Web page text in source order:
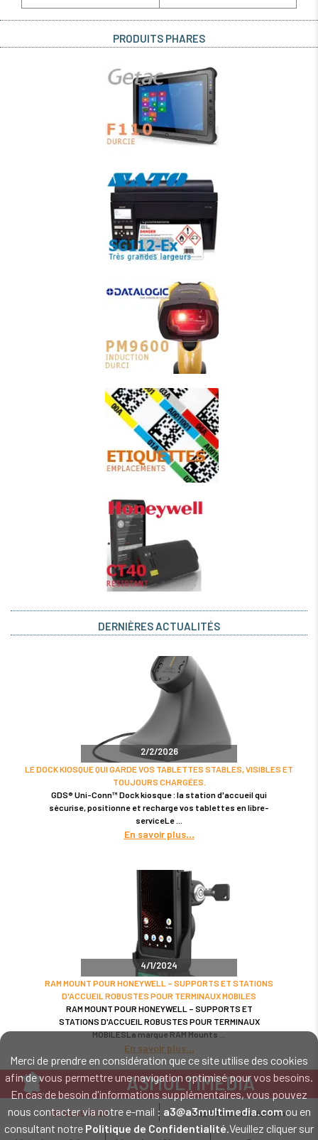
Merci de prendre en considération que ce site utilise des cookies
afin de vous permettre une navigation optimisé pour vos besoins.
En cas de besoin d'informations supplémentaires, vous pouvez
nous contacter via notre e-mail : a3@a3multimedia.comou en
consultant notre Politique de Confidentialité.Veuillez cliquer sur
PRODUITS PHARES
DERNIÈRES ACTUALITÉS
2/2/2026
LE DOCK KIOSQUE QUI GARDE VOS TABLETTES STABLES, VISIBLES ET
TOUJOURS CHARGÉES.
GDS® Uni-Conn™ Dock kiosque : la station d'accueil qui
sécurise, positionne et recharge vos tablettes en libre-
serviceLe
En savoir plus
4/1/2024
RAM MOUNT POUR HONEYWELL – SUPPORTS ET STATIONS
D'ACCUEIL ROBUSTES POUR TERMINAUX MOBILES
RAM MOUNT POUR HONEYWELL – SUPPORTS ET
STATIONS D'ACCUEIL ROBUSTES POUR TERMINAUX
MOBILESLa marque RAM Mounts
En savoir plus
A3MULTIMEDIA
LE SPÉCIALISTE MATÉRIEL ET LOGICIEL CODE BARRE
Intervention sur tout le territoire : Cholet - Nantes - Angers - Rennes - Le
Mans - Bordeaux - Paris - Lille - Brest - Toulouse - Marseille - Poitiers -
02 52 45 00 20 a3@a3multimedia.com